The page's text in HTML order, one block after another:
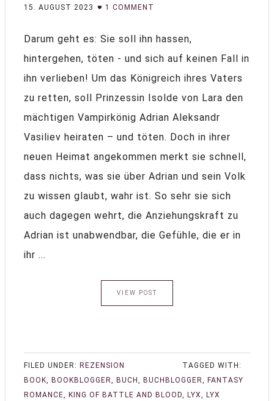
15. AUGUST 2023 1 COMMENT
Darum geht es: Sie soll ihn hassen,
hintergehen, töten - und sich auf keinen Fall in
ihn verlieben! Um das Königreich ihres Vaters
zu retten, soll Prinzessin Isolde von Lara den
mächtigen Vampirkönig Adrian Aleksandr
Vasiliev heiraten – und töten. Doch in ihrer
neuen Heimat angekommen merkt sie schnell,
dass nichts, was sie über Adrian und sein Volk
zu wissen glaubt, wahr ist. So sehr sie sich
auch dagegen wehrt, die Anziehungskraft zu
Adrian ist unabwendbar, die Gefühle, die er in
ihr ...
VIEW POST
FILED UNDER: REZENSION
TAGGED WITH:
BOOK, BOOKBLOGGER, BUCH , BUCHBLOGGER, FANTASY
ROMANCE, KING OF BATTLE AND BLOOD, LYX, LYX